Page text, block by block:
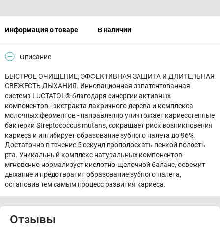
Информация о товаре В наличии
Описание
БЫСТРОЕ ОЧИЩЕНИЕ, ЭФФЕКТИВНАЯ ЗАЩИТА И ДЛИТЕЛЬНАЯ
СВЕЖЕСТЬ ДЫХАНИЯ. Инновационная запатентованная
система LUCTATOL® благодаря синергии активных
компонентов - экстракта лакричного дерева и комплекса
молочных ферментов - направленно уничтожает кариесогенные
бактерии Streptococcus mutans, сокращает риск возникновения
кариеса и ингибирует образование зубного налета до 96%.
Достаточно в течение 5 секунд прополоскать пенкой полость
рта. Уникальный комплекс натуральных компонентов
мгновенно нормализует кислотно-щелочной баланс, освежит
дыхание и предотвратит образование зубного налета,
остановив тем самым процесс развития кариеса.
Отзывы